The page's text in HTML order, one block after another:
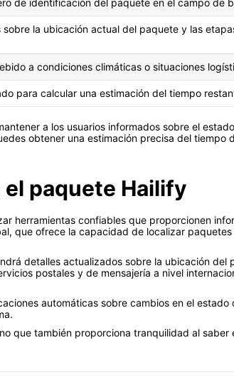
de identificación del paquete en el campo de
la ubicación actual del paquete y las
a condiciones climáticas o situaciones
para calcular una estimación del tiempo
a los usuarios informados sobre el
obtener una estimación precisa del tiempo
paquete Hailify
herramientas confiables que proporcionen
que ofrece la capacidad de localizar
detalles actualizados sobre la ubicación del
postales y de mensajería a nivel
automáticas sobre cambios en el
que también proporciona tranquilidad al